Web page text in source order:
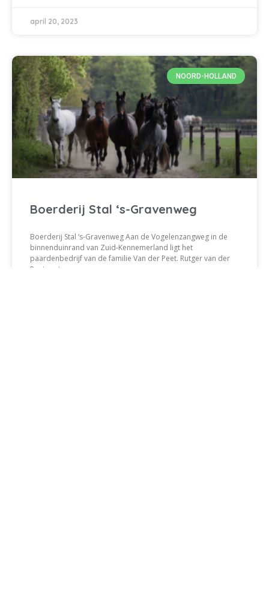
april 20, 2023
NOORD-HOLLAND
Boerderij Stal ‘s-Gravenweg
Boerderij Stal ‘s-Gravenweg Aan de Vogelenzangweg in de
binnenduinrand van Zuid-Kennemerland ligt het
paardenbedrijf van de familie Van der Peet. Rutger van der
Peet runt